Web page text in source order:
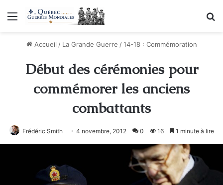
Menu
Accueil / La Grande Guerre / 14-18 : Commémoration
Début des cérémonies pour
commémorer les anciens
combattants
Frédéric Smith 4 novembre, 2012 0 16 1 minute à lire